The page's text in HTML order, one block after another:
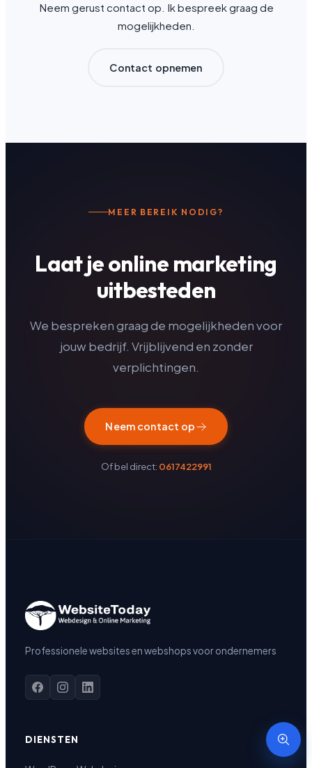
Neem gerust contact op. Ik bespreek graag de
mogelijkheden.
Contact opnemen
MEER BEREIK NODIG?
Laat je online marketing
uitbesteden
We bespreken graag de mogelijkheden voor
jouw bedrijf. Vrijblijvend en zonder
verplichtingen.
Neem contact op
Of bel direct: 0617422991
Professionele websites en webshops voor ondernemers
DIENSTEN